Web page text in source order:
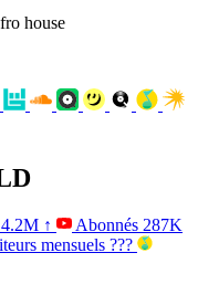
house
4.2M ↑ Abonnés 287K
mensuels ???